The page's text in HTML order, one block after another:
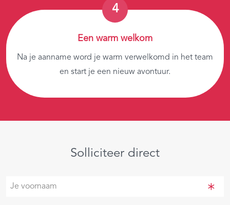
Een warm welkom
Na je aanname word je warm verwelkomd in het team
en start je een nieuw avontuur.
Solliciteer direct
Je